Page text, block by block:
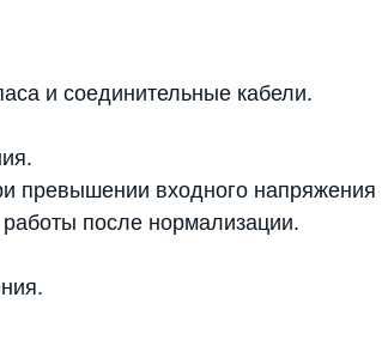
и соединительные кабели.
превышении входного напряжения
после нормализации.